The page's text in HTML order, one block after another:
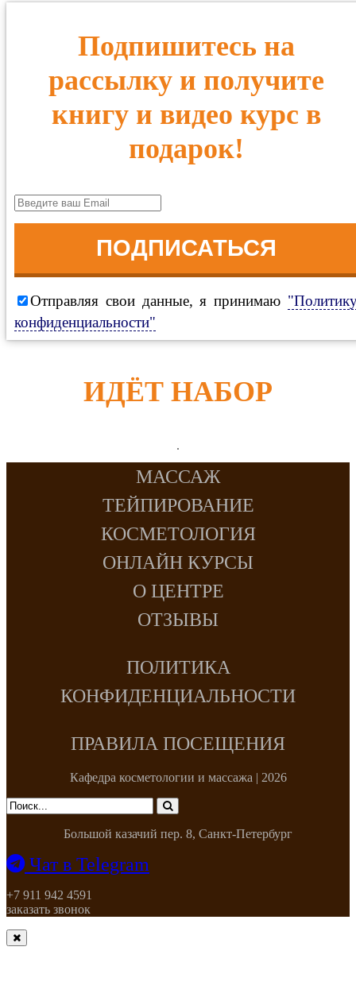
Подпишитесь на
рассылку и получите
книгу и видео курс в
подарок!
ПОДПИСАТЬСЯ
Отправляя свои данные, я принимаю
конфиденциальности"
ИДЁТ НАБОР
МАССАЖ
ТЕЙПИРОВАНИЕ
КОСМЕТОЛОГИЯ
ОНЛАЙН КУРСЫ
О ЦЕНТРЕ
ОТЗЫВЫ
ПОЛИТИКА
КОНФИДЕНЦИАЛЬНОСТИ
ПРАВИЛА ПОСЕЩЕНИЯ
Кафедра косметологии и массажа | 2026
Большой казачий пер. 8, Санкт-Петербург
Чат в Telegram
+7 911 942 4591
заказать звонок